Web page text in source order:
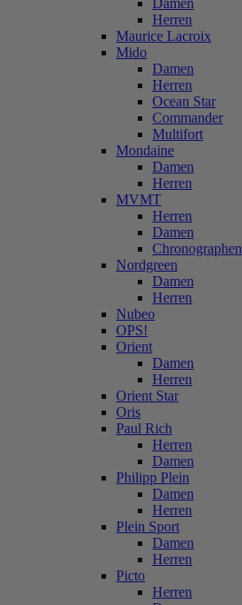
Damen
Herren
Maurice Lacroix
Mido
Damen
Herren
Ocean Star
Commander
Multifort
Mondaine
Damen
Herren
MVMT
Herren
Damen
Chronographen
Nordgreen
Damen
Herren
Nubeo
OPS!
Orient
Damen
Herren
Orient Star
Oris
Paul Rich
Herren
Damen
Philipp Plein
Damen
Herren
Plein Sport
Damen
Herren
Picto
Herren